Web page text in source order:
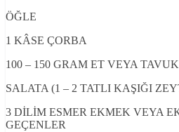
ÖĞLE
1 KÂSE ÇORBA
100 – 150 GRAM ET VEYA
SALATA (1 – 2 TATLI KAŞIĞI
3 DİLİM ESMER EKMEK VEYA
GEÇENLER